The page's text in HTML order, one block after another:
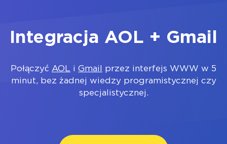
Integracja AOL + Gmail
Połączyć AOL i Gmail
przez interfejs WWW w 5
minut, bez żadnej wiedzy programistycznej czy
specjalistycznej.